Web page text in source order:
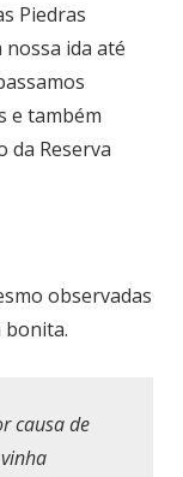
Piedras
ida até
e também
da Reserva
observadas
bonita.
causa de